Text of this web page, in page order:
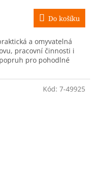
Do košíku
a omyvatelná
pracovní činnosti i
pro pohodlné
Kód: 7-49925